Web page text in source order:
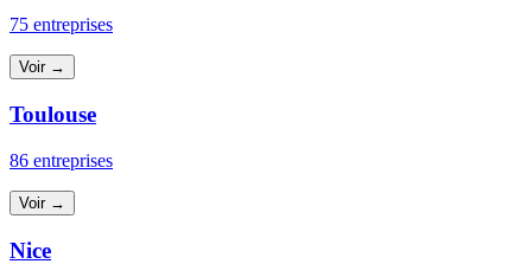
75 entreprises
Voir →
Toulouse
86 entreprises
Voir →
Nice